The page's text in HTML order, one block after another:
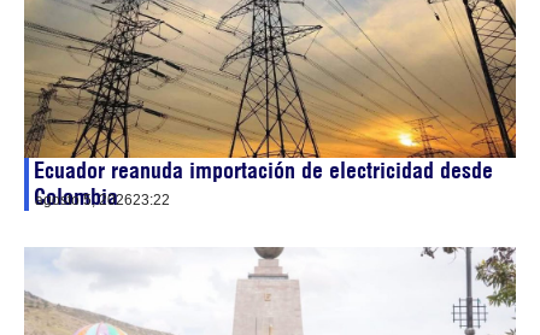
Ecuador reanuda importación de electricidad desde
Colombia
agosto 5, 202623:22